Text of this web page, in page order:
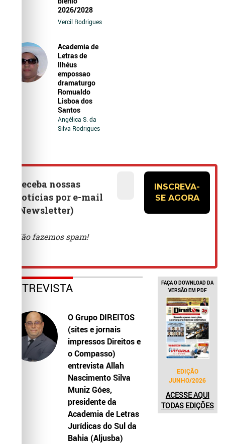
2026/2028
Vercil Rodrigues
Academia de
Letras de
Ilhéus
empossao
dramaturgo
Romualdo
Lisboa dos
Santos
Angélica S. da
Silva Rodrigues
ENTREVISTA
O Grupo DIREITOS
(sites e jornais
impressos Direitos e
o Compasso)
entrevista Allah
Nascimento Silva
Muniz Góes,
presidente da
Academia de Letras
Jurídicas do Sul da
Bahia (Aljusba)
FAÇA O DOWNLOAD DA
VERSÃO EM PDF
EDIÇÃO
JUNHO/2026
ACESSE AQUI
TODAS EDIÇÕES